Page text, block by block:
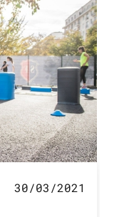
30/03/2021